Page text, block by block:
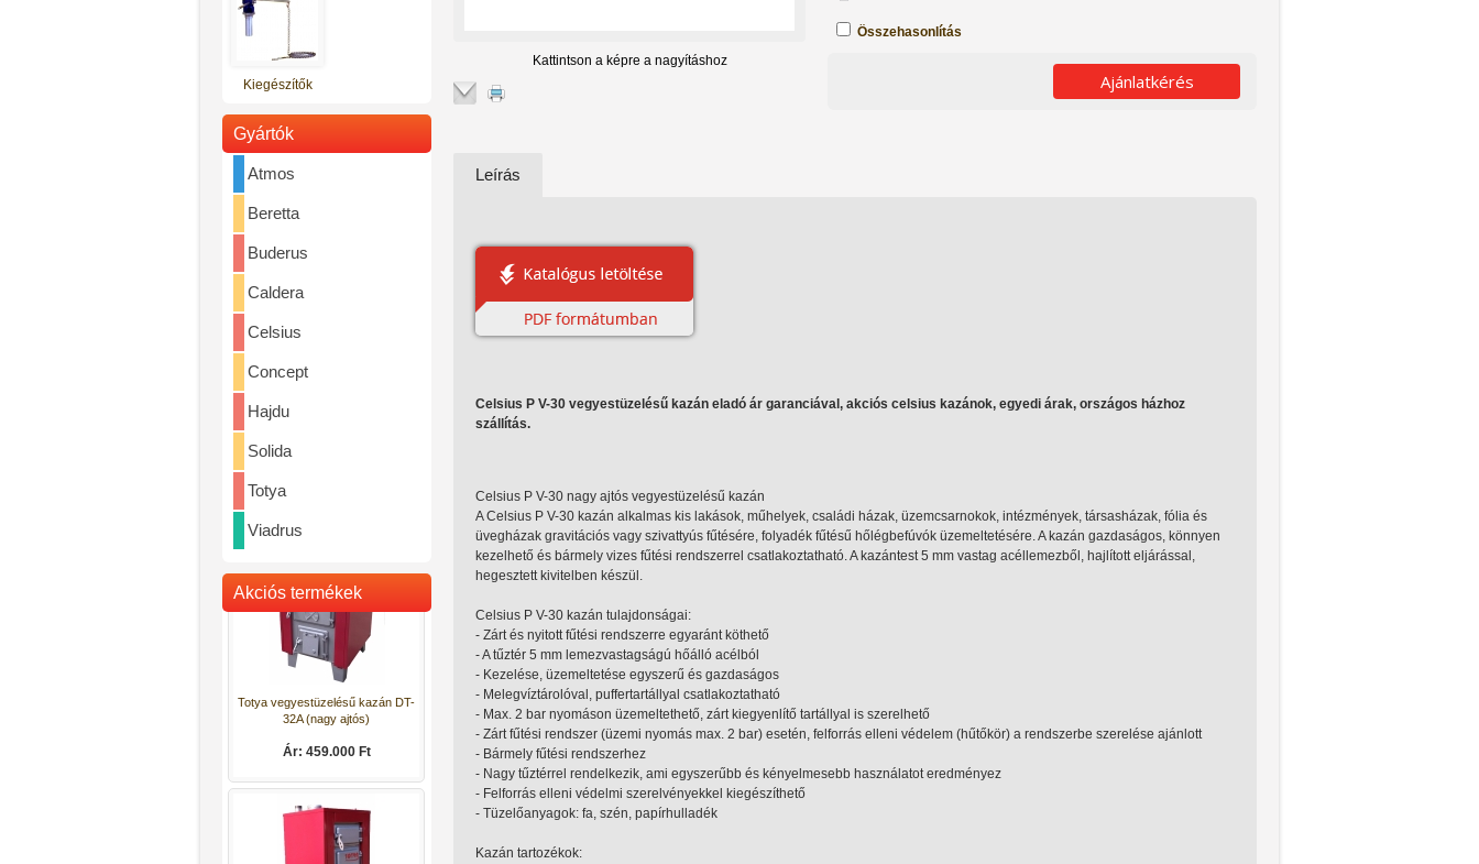
Kattintson a képre a nagyításhoz
Összehasonlítás
Ajánlatkérés
Leírás
Celsius P V-30 vegyestüzelésű kazán eladó ár garanciával, akciós celsius kazánok, egyedi árak, országos házhoz
szállítás.
Celsius P V-30 nagy ajtós vegyestüzelésű kazán
A Celsius P V-30 kazán alkalmas kis lakások, műhelyek, családi házak, üzemcsarnokok, intézmények, társasházak, fólia és
üvegházak gravitációs vagy szivattyús fűtésére, folyadék fűtésű hőlégbefúvók üzemeltetésére. A kazán gazdaságos, könnyen
kezelhető és bármely vizes fűtési rendszerrel csatlakoztatható. A kazántest 5 mm vastag acéllemezből, hajlított eljárással,
hegesztett kivitelben készül.
Celsius P V-30 kazán tulajdonságai:
- Zárt és nyitott fűtési rendszerre egyaránt köthető
- A tűztér 5 mm lemezvastagságú hőálló acélból
- Kezelése, üzemeltetése egyszerű és gazdaságos
- Melegvíztárolóval, puffertartállyal csatlakoztatható
- Max. 2 bar nyomáson üzemeltethető, zárt kiegyenlítő tartállyal is szerelhető
- Zárt fűtési rendszer (üzemi nyomás max. 2 bar) esetén, felforrás elleni védelem (hűtőkör) a rendszerbe szerelése ajánlott
- Bármely fűtési rendszerhez
- Nagy tűztérrel rendelkezik, ami egyszerűbb és kényelmesebb használatot eredményez
- Felforrás elleni védelmi szerelvényekkel kiegészíthető
- Tüzelőanyagok: fa, szén, papírhulladék
Kazán tartozékok:
Kiegészítők
Gyártók
Atmos
Beretta
Buderus
Caldera
Celsius
Concept
Hajdu
Solida
Totya
Viadrus
Akciós termékek
Totya vegyestüzelésű kazán S-
Totya vegyestüzelésű kazán DT-
Totya vegyestüzelésű kazán DT-
32A (nagy ajtós)
Ár: 459.000 Ft